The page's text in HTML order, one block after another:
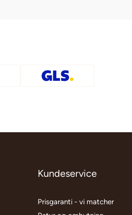
Kundeservice
Prisgaranti - vi matcher